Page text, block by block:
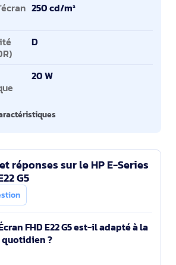
250 cd/m²
D
20 W
réponses sur le HP E-Series
G5
FHD E22 G5 est-il adapté à la
?